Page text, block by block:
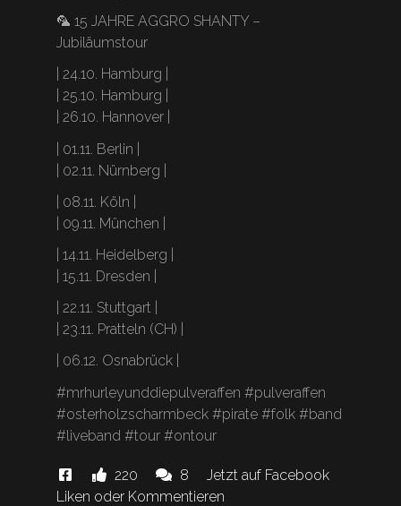
🦜 15 JAHRE AGGRO SHANTY –
Jubiläumstour
| 24.10. Hamburg |
| 25.10. Hamburg |
| 26.10. Hannover |
| 01.11. Berlin |
| 02.11. Nürnberg |
| 08.11. Köln |
| 09.11. München |
| 14.11. Heidelberg |
| 15.11. Dresden |
| 22.11. Stuttgart |
| 23.11. Pratteln (CH) |
| 06.12. Osnabrück |
#mrhurleyunddiepulveraffen #pulveraffen
#osterholzscharmbeck #pirate #folk #band
#liveband #tour #ontour
Diese
News
220
Likes
und
8 Kommentare.
Jetzt auf Facebook
Liken oder Kommentieren